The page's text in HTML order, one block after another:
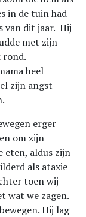
in de tuin had
van dit jaar. Hij
met zijn
rond.
heel
zijn angst
erger
om zijn
eten, aldus zijn
als ataxie
toen wij
wat we zagen.
Hij lag